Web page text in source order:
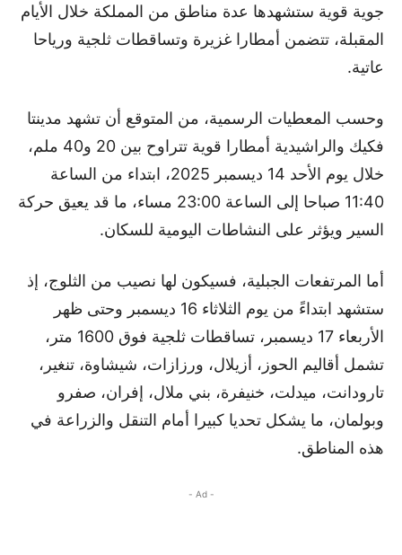
جوية قوية ستشهدها عدة مناطق من المملكة خلال الأيام
المقبلة، تتضمن أمطارا غزيرة وتساقطات ثلجية ورياحا
عاتية.
وحسب المعطيات الرسمية، من المتوقع أن تشهد مدينتا
فكيك والراشيدية أمطارا قوية تتراوح بين 20 و40 ملم،
خلال يوم الأحد 14 ديسمبر 2025، ابتداء من الساعة
11:40 صباحا إلى الساعة 23:00 مساء، ما قد يعيق حركة
السير ويؤثر على النشاطات اليومية للسكان.
أما المرتفعات الجبلية، فسيكون لها نصيب من الثلوج، إذ
ستشهد ابتداءً من يوم الثلاثاء 16 ديسمبر وحتى ظهر
الأربعاء 17 ديسمبر، تساقطات ثلجية فوق 1600 متر،
تشمل أقاليم الحوز، أزيلال، ورزازات، شيشاوة، تنغير،
تارودانت، ميدلت، خنيفرة، بني ملال، إفران، صفرو
وبولمان، ما يشكل تحديا كبيرا أمام التنقل والزراعة في
هذه المناطق.
- Ad -